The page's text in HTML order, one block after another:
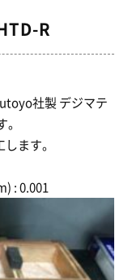
R
社製 デジマテ
ます。
: 0.001